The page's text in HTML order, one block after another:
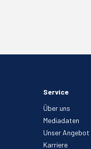
Service
Über uns
Mediadaten
Unser Angebot
Karriere